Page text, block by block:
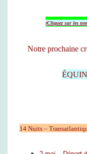
(Cliquez sur les
Notre prochaine
14 Nuits –